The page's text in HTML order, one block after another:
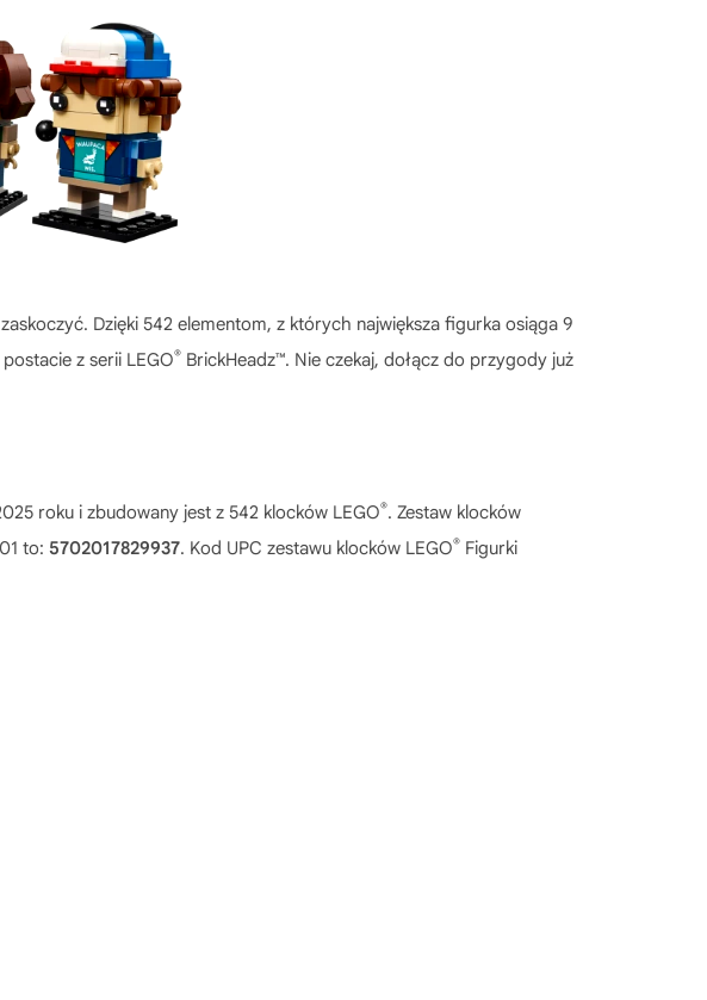
Dzięki 542 elementom, z których największa figurka osiąga 9
z serii LEGO® BrickHeadz™. Nie czekaj, dołącz do przygody już
roku i zbudowany jest z 542 klocków LEGO®. Zestaw klocków
to: 5702017829937. Kod UPC zestawu klocków LEGO® Figurki